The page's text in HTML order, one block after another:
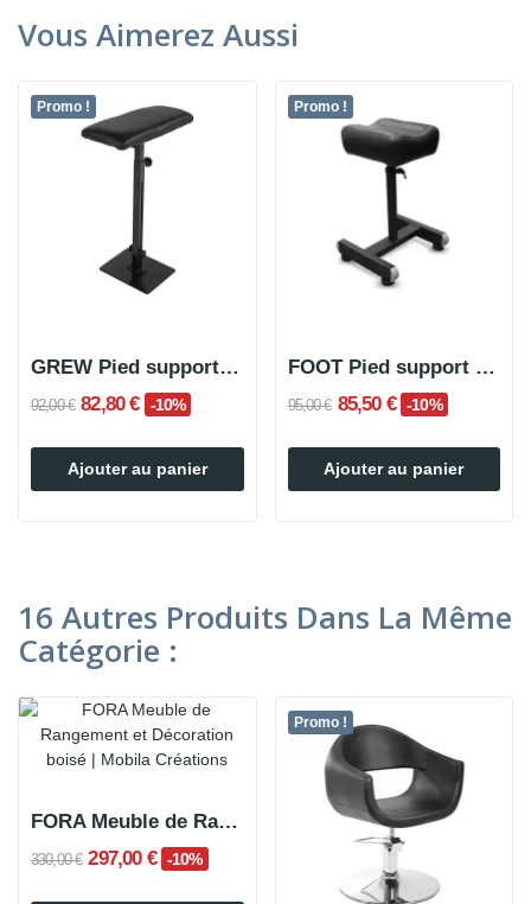
Vous Aimerez Aussi
Promo !
GREW Pied support de Tatouage pour Bras et Pied
92,00 € 82,80 € -10%
Ajouter au panier
Promo !
FOOT Pied support de Tatouage pour Pied
95,00 € 85,50 € -10%
Ajouter au panier
16 Autres Produits Dans La Même
Catégorie :
FORA Meuble de Rangement et Décoration boisé
330,00 € 297,00 € -10%
Promo !